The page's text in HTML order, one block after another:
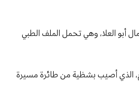
أبو العلا، وهي تحمل الملف الطبي
الذي أصيب بشظية من طائرة مسيرة